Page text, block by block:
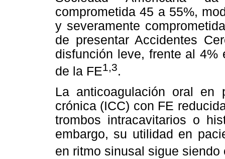
comprometida 45 a 55%,
y severamente
de presentar Accidentes
disfunción leve, frente al 4%
de la FE1,3.
La anticoagulación oral en
crónica (ICC) con FE
trombos intracavitarios o
embargo, su utilidad en
en ritmo sinusal sigue siendo